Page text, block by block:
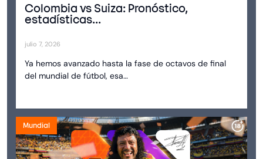
Colombia vs Suiza: Pronóstico,
estadísticas...
julio 7, 2026
Ya hemos avanzado hasta la fase de octavos de final
del mundial de fútbol, esa…
Mundial